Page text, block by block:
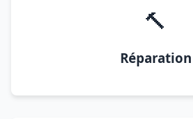
🔨
Réparation